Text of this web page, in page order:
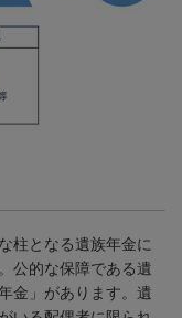
柱となる遺族年金に
公的な保障である遺
金」があります。遺